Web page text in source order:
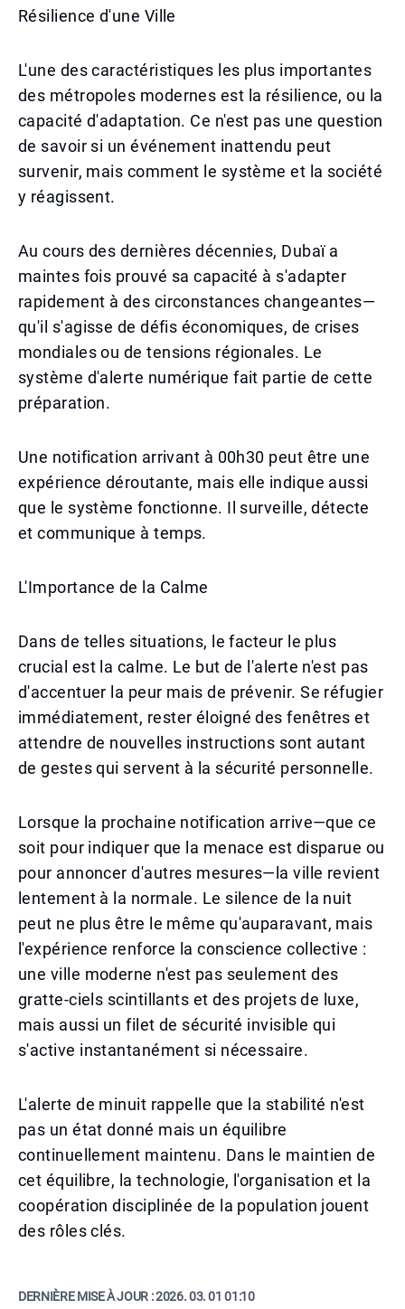
Résilience d'une Ville
L'une des caractéristiques les plus importantes
des métropoles modernes est la résilience, ou la
capacité d'adaptation. Ce n'est pas une question
de savoir si un événement inattendu peut
survenir, mais comment le système et la société
y réagissent.
Au cours des dernières décennies, Dubaï a
maintes fois prouvé sa capacité à s'adapter
rapidement à des circonstances changeantes—
qu'il s'agisse de défis économiques, de crises
mondiales ou de tensions régionales. Le
système d'alerte numérique fait partie de cette
préparation.
Une notification arrivant à 00h30 peut être une
expérience déroutante, mais elle indique aussi
que le système fonctionne. Il surveille, détecte
et communique à temps.
L'Importance de la Calme
Dans de telles situations, le facteur le plus
crucial est la calme. Le but de l'alerte n'est pas
d'accentuer la peur mais de prévenir. Se réfugier
immédiatement, rester éloigné des fenêtres et
attendre de nouvelles instructions sont autant
de gestes qui servent à la sécurité personnelle.
Lorsque la prochaine notification arrive—que ce
soit pour indiquer que la menace est disparue ou
pour annoncer d'autres mesures—la ville revient
lentement à la normale. Le silence de la nuit
peut ne plus être le même qu'auparavant, mais
l'expérience renforce la conscience collective :
une ville moderne n'est pas seulement des
gratte-ciels scintillants et des projets de luxe,
mais aussi un filet de sécurité invisible qui
s'active instantanément si nécessaire.
L'alerte de minuit rappelle que la stabilité n'est
pas un état donné mais un équilibre
continuellement maintenu. Dans le maintien de
cet équilibre, la technologie, l'organisation et la
coopération disciplinée de la population jouent
des rôles clés.
DERNIÈRE MISE À JOUR :2026. 03. 01 01:10